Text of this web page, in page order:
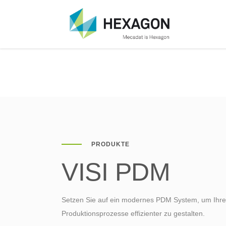
VISI Überblick
VISI Modelling
VISI für den Formenbau
Werkzeugbau
Engineering
VISI Advanced Modelling
Über das Unternehmen
PRODUKTE
VISI PDM
Setzen Sie auf ein modernes PDM System, um
Produktionsprozesse effizienter zu gestalten.